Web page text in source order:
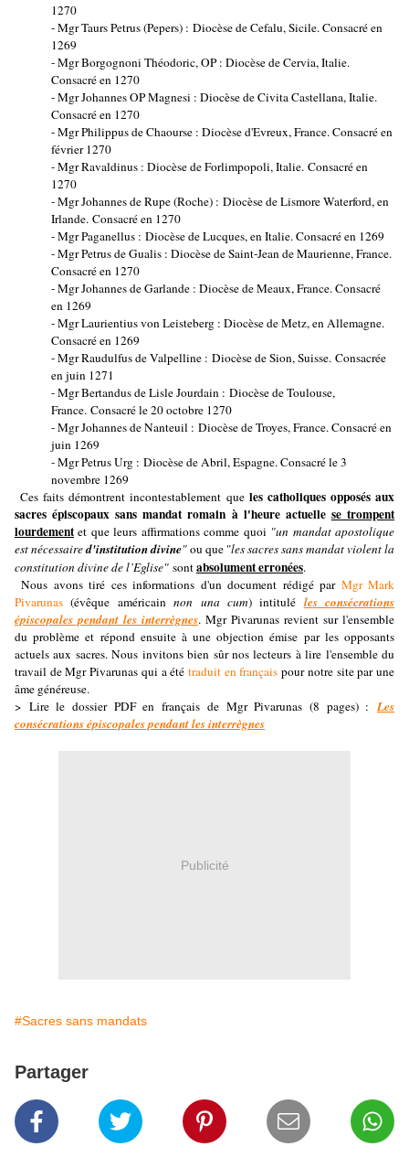
1270
- Mgr Taurs Petrus (Pepers) : Diocèse de Cefalu, Sicile. Consacré en
1269
- Mgr Borgognoni Théodoric, OP : Diocèse de Cervia, Italie.
Consacré en 1270
- Mgr Johannes OP Magnesi : Diocèse de Civita Castellana, Italie.
Consacré en 1270
- Mgr Philippus de Chaourse : Diocèse d'Evreux, France. Consacré en
février 1270
- Mgr Ravaldinus : Diocèse de Forlimpopoli, Italie. Consacré en
1270
- Mgr Johannes de Rupe (Roche) : Diocèse de Lismore Waterford, en
Irlande. Consacré en 1270
- Mgr Paganellus : Diocèse de Lucques, en Italie. Consacré en 1269
- Mgr Petrus de Gualis : Diocèse de Saint-Jean de Maurienne, France.
Consacré en 1270
- Mgr Johannes de Garlande : Diocèse de Meaux, France. Consacré
en 1269
- Mgr Laurientius von Leisteberg : Diocèse de Metz, en Allemagne.
Consacré en 1269
- Mgr Raudulfus de Valpelline : Diocèse de Sion, Suisse. Consacrée
en juin 1271
- Mgr Bertandus de Lisle Jourdain : Diocèse de Toulouse,
France. Consacré le 20 octobre 1270
- Mgr Johannes de Nanteuil : Diocèse de Troyes, France. Consacré en
juin 1269
- Mgr Petrus Urg : Diocèse de Abril, Espagne. Consacré le 3
novembre 1269
Ces faits démontrent incontestablement que les catholiques opposés aux
sacres épiscopaux sans mandat romain à l'heure actuelle se trompent
lourdementet que leurs affirmations comme quoi "un mandat apostolique
est nécessaired'institution divine"ou que "les sacres sans mandat violent la
constitution divine de l’Eglise" sontabsolument erronées.
Nous avons tiré ces informations d'un document rédigé par Mgr Mark
Pivarunas (évêque américainnon una cum) intitulé les consécrations
épiscopales pendant les interrègnes. Mgr Pivarunas revient sur l'ensemble
du problème et répond ensuite à une objection émise par les opposants
actuels aux sacres. Nous invitons bien sûr nos lecteurs à lire l'ensemble du
travail de Mgr Pivarunas qui a été traduit en français pour notre site par une
âme généreuse.
> Lire le dossier PDF en français de Mgr Pivarunas (8 pages) : Les
consécrations épiscopales pendant les interrègnes
Publicité
#Sacres sans mandats
Partager